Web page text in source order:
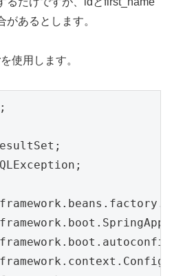
があるとします。
使用します。